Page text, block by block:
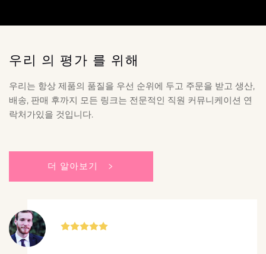
우리 의 평가 를 위해
우리는 항상 제품의 품질을 우선 순위에 두고 주문을 받고 생산,
배송, 판매 후까지 모든 링크는 전문적인 직원 커뮤니케이션 연
락처가있을 것입니다.
더 알아보기